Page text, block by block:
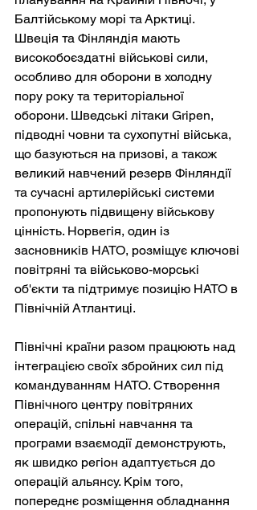
Балтійському морі та Арктиці.
Швеція та Фінляндія мають
високобоєздатні військові сили,
особливо для оборони в холодну
пору року та територіальної
оборони. Шведські літаки Gripen,
підводні човни та сухопутні війська,
що базуються на призові, а також
великий навчений резерв Фінляндії
та сучасні артилерійські системи
пропонують підвищену військову
цінність. Норвегія, один із
засновників НАТО, розміщує ключові
повітряні та військово-морські
об'єкти та підтримує позицію НАТО в
Північній Атлантиці.
Північні країни разом працюють над
інтеграцією своїх збройних сил під
командуванням НАТО. Створення
Північного центру повітряних
операцій, спільні навчання та
програми взаємодії демонструють,
як швидко регіон адаптується до
операцій альянсу. Крім того,
попереднє розміщення обладнання